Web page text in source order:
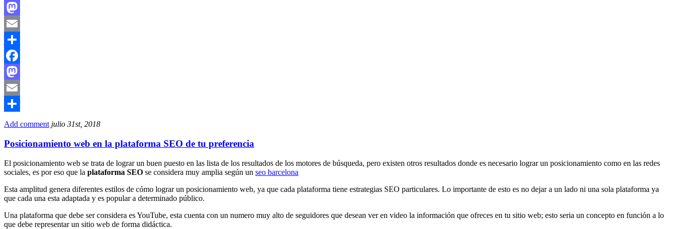
Facebook
Mastodon
Email
Compartir
Facebook
Mastodon
Email
Compartir
Add comment julio 31st, 2018
Posicionamiento web en la plataforma SEO de tu preferencia
El posicionamiento web se trata de lograr un buen puesto en las lista de los resultados de los motores de búsqueda, pero existen otros resultados donde es necesario lograr un posicionamiento como en las redes
sociales, es por eso que la plataforma SEO se considera muy amplia según un seo barcelona
Esta amplitud genera diferentes estilos de cómo lograr un posicionamiento web, ya que cada plataforma tiene estrategias SEO particulares. Lo importante de esto es no dejar a un lado ni una sola plataforma ya
que cada una esta adaptada y es popular a determinado público.
Una plataforma que debe ser considera es YouTube, esta cuenta con un numero muy alto de seguidores que desean ver en video la información que ofreces en tu sitio web; esto seria un concepto en función a lo
que debe representar un sitio web de forma didáctica.